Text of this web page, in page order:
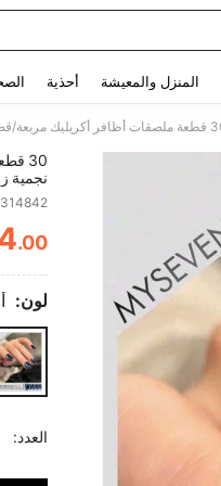
المنزل والمعيشة أحذية
30
أيضًا
.00
لون:
العدد: